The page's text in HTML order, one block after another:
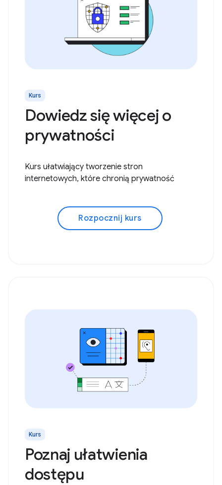
Kurs
Dowiedz się więcej o
prywatności
Kurs ułatwiający tworzenie stron
internetowych, które chronią prywatność
Rozpocznij kurs
Kurs
Poznaj ułatwienia
dostępu